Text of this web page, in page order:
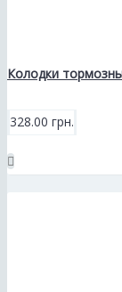
Колодки
328.00 грн.